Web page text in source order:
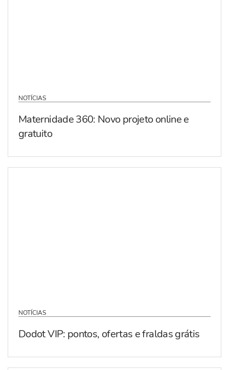
NOTÍCIAS
Maternidade 360: Novo projeto online e
gratuito
NOTÍCIAS
Dodot VIP: pontos, ofertas e fraldas grátis